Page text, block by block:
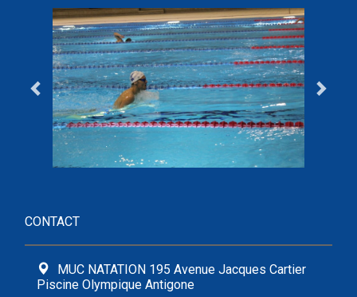
CONTACT
MUC NATATION 195 Avenue Jacques Cartier
Piscine Olympique Antigone